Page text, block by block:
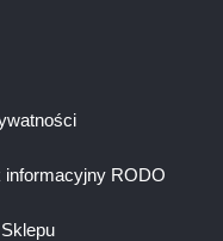
informacyjny RODO